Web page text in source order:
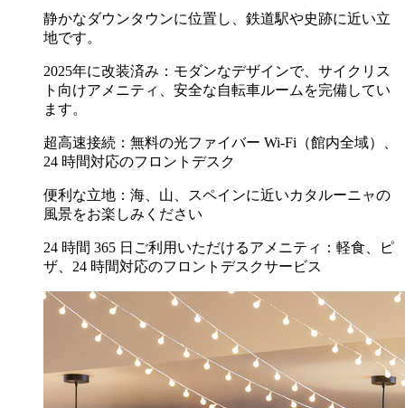
静かなダウンタウンに位置し、鉄道駅や史跡に近い立
地です。
2025年に改装済み：モダンなデザインで、サイクリス
ト向けアメニティ、安全な自転車ルームを完備してい
ます。
超高速接続：無料の光ファイバー Wi-Fi（館内全域）、
24 時間対応のフロントデスク
便利な立地：海、山、スペインに近いカタルーニャの
風景をお楽しみください
24 時間 365 日ご利用いただけるアメニティ：軽食、ピ
ザ、24 時間対応のフロントデスクサービス